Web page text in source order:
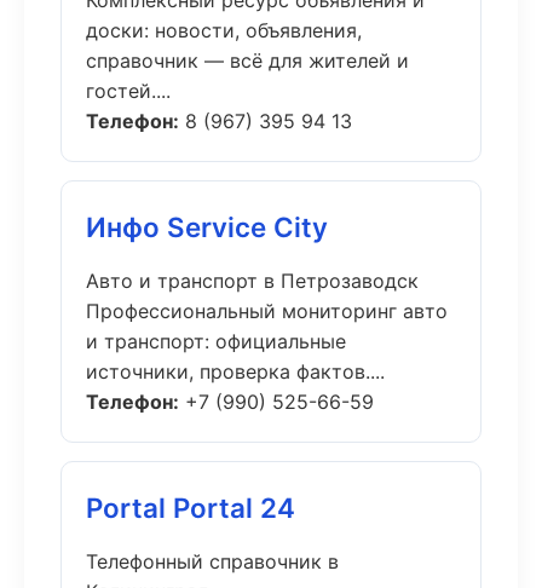
доски: новости, объявления,
справочник — всё для жителей и
гостей....
Телефон: 8 (967) 395 94 13
Инфо Service City
Авто и транспорт в Петрозаводск
Профессиональный мониторинг авто
и транспорт: официальные
источники, проверка фактов....
Телефон: +7 (990) 525-66-59
Portal Portal 24
Телефонный справочник в